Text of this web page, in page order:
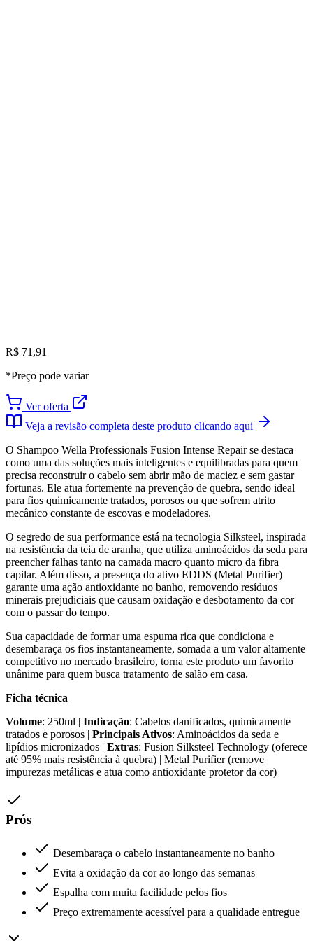
R$ 71,91
*Preço pode variar
Ver oferta
Veja a revisão completa deste produto clicando aqui
O Shampoo Wella Professionals Fusion Intense Repair se destaca
como uma das soluções mais inteligentes e equilibradas para quem
precisa reconstruir o cabelo sem abrir mão de maciez e sem gastar
fortunas. Ele atua fortemente na prevenção de quebra, sendo ideal
para fios quimicamente tratados, porosos ou que sofrem atrito
mecânico constante de escovas e modeladores.
O segredo de sua performance está na tecnologia Silksteel, inspirada
na resistência da teia de aranha, que utiliza aminoácidos da seda para
preencher falhas tanto na camada macro quanto micro da fibra
capilar. Além disso, a presença do ativo EDDS (Metal Purifier)
garante uma ação antioxidante no banho, removendo resíduos
minerais prejudiciais que causam oxidação e desbotamento da cor
com o passar do tempo.
Sua capacidade de formar uma espuma rica que condiciona e
desembaraça os fios instantaneamente, somada a um valor altamente
competitivo no mercado brasileiro, torna este produto um favorito
unânime para quem busca tratamento de salão em casa.
Ficha técnica
Volume: 250ml | Indicação: Cabelos danificados, quimicamente
tratados e porosos | Principais Ativos: Aminoácidos da seda e
lipídios micronizados | Extras: Fusion Silksteel Technology (oferece
até 95% mais resistência à quebra) | Metal Purifier (remove
impurezas metálicas e atua como antioxidante protetor da cor)
Prós
Desembaraça o cabelo instantaneamente no banho
Evita a oxidação da cor ao longo das semanas
Espalha com muita facilidade pelos fios
Preço extremamente acessível para a qualidade entregue